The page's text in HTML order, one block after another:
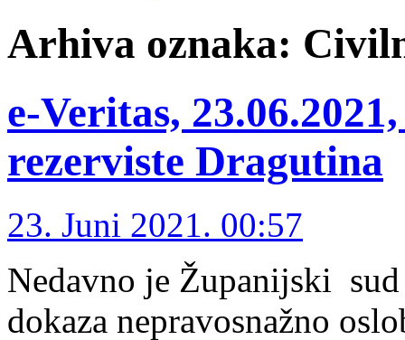
Arhiva oznaka:
e-Veritas,
rezerviste Dragutina
23. Juni 2021. 00:57
Nedavno je Županijski
dokaza nepravosnažno